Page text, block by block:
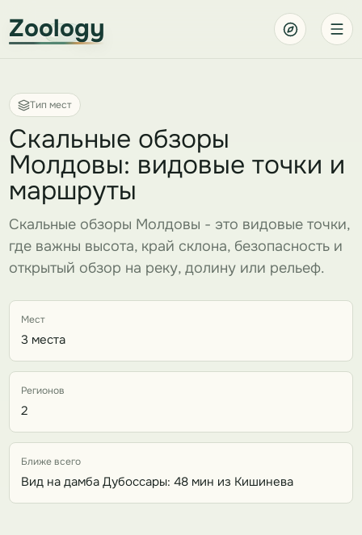
Zoology
Тип мест
Скальные обзоры
Молдовы: видовые точки и
маршруты
Скальные обзоры Молдовы - это видовые точки,
где важны высота, край склона, безопасность и
открытый обзор на реку, долину или рельеф.
Мест
3 места
Регионов
2
Ближе всего
Вид на дамба Дубоссары: 48 мин из Кишинева